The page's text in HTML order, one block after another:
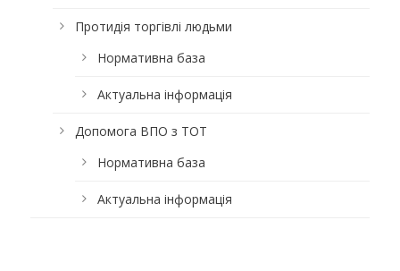
Протидія торгівлі людьми
Нормативна база
Актуальна інформація
Допомога ВПО з ТОТ
Нормативна база
Актуальна інформація